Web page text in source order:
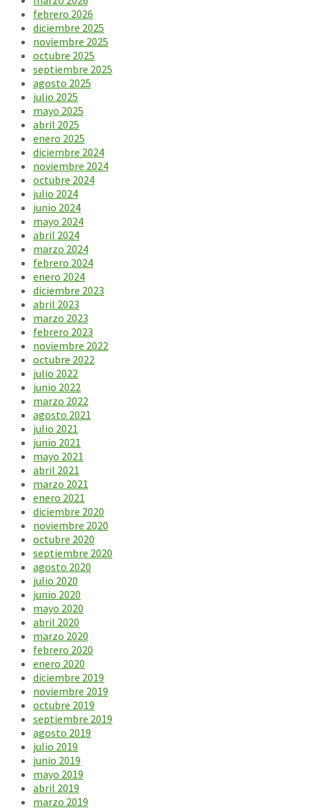
febrero 2026
diciembre 2025
noviembre 2025
octubre 2025
septiembre 2025
agosto 2025
julio 2025
mayo 2025
abril 2025
enero 2025
diciembre 2024
noviembre 2024
octubre 2024
julio 2024
junio 2024
mayo 2024
abril 2024
marzo 2024
febrero 2024
enero 2024
diciembre 2023
abril 2023
marzo 2023
febrero 2023
noviembre 2022
octubre 2022
julio 2022
junio 2022
marzo 2022
agosto 2021
julio 2021
junio 2021
mayo 2021
abril 2021
marzo 2021
enero 2021
diciembre 2020
noviembre 2020
octubre 2020
septiembre 2020
agosto 2020
julio 2020
junio 2020
mayo 2020
abril 2020
marzo 2020
febrero 2020
enero 2020
diciembre 2019
noviembre 2019
octubre 2019
septiembre 2019
agosto 2019
julio 2019
junio 2019
mayo 2019
abril 2019
marzo 2019